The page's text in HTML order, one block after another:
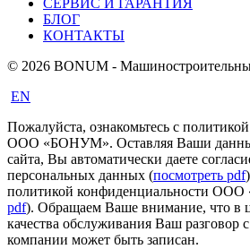
СЕРВИС И ГАРАНТИЯ
БЛОГ
КОНТАКТЫ
© 2026 BONUM -
EN
Пожалуйста, ознакомьтесь с
ООО «БОНУМ». Оставляя Ваши
сайта, Вы автоматически даете
персональных данных (посмотреть pdf
политикой конфиденциальности
pdf). Обращаем Ваше внимание, что в
качества обслуживания Ваш разговор
компании может быть записан.